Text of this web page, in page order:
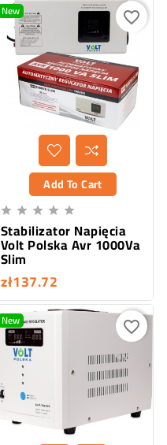
New
Add To Cart
    
Stabilizator Napięcia
Volt Polska Avr 1000Va
Slim
zł137.72
favorite_border
New favorite_border